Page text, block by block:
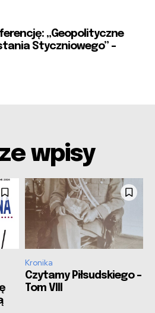
„Geopolityczne
Styczniowego” –
wpisy
Kronika
Czytamy Piłsudskiego –
Tom VIII